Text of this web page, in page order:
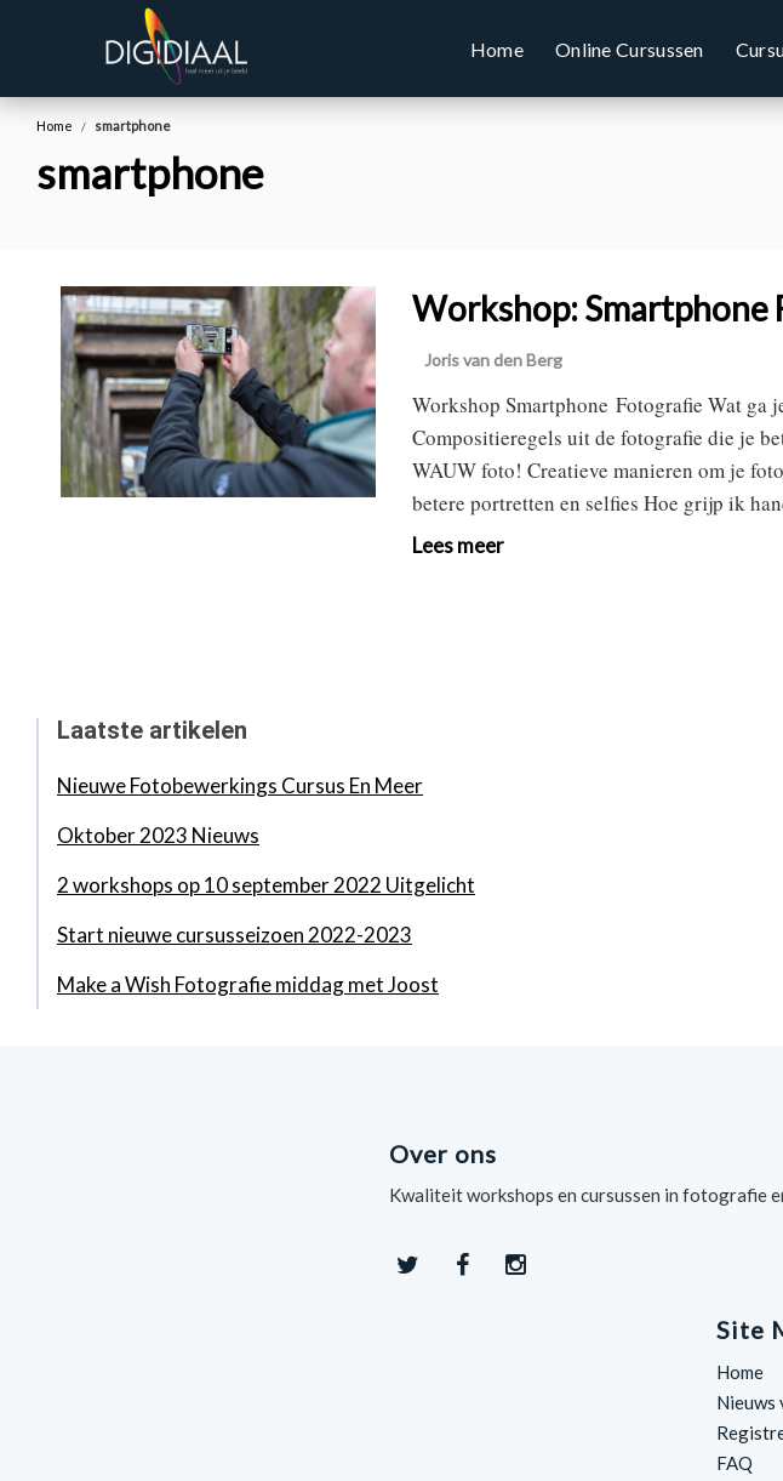
Home Online Cursussen
Home smartphone
smartphone
Workshop: Smartphone
Joris van den Berg
Workshop Smartphone Fotografie Wat
Compositieregels uit de fotografie die je
WAUW foto! Creatieve manieren om je
betere portretten en selfies Hoe grijp ik
Lees meer
Laatste artikelen
Nieuwe Fotobewerkings Cursus En Meer
Oktober 2023 Nieuws
2 workshops op 10 september 2022 Uitgelicht
Start nieuwe cursusseizoen 2022-2023
Make a Wish Fotografie middag met Joost
Over ons
Kwaliteit workshops en cursussen in fotografie
Site
Home
Nieuws
FAQ